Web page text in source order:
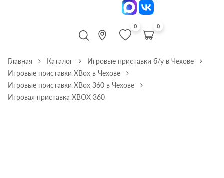
0 0
Главная Каталог
Игровые приставки б/у в Чехове
Игровые приставки XBox в Чехове
Игровые приставки XBox 360 в Чехове
Игровая приставка XBOX 360